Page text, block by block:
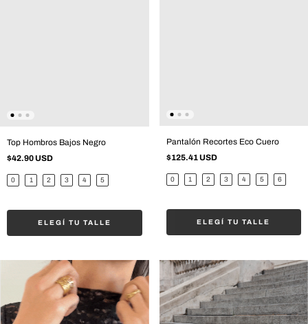
Top Hombros Bajos Negro
$42.90 USD
0 1 2 3 4 5
ELEGÍ TU TALLE
Pantalón Recortes Eco Cuero
$125.41 USD
0 1 2 3 4 5 6
ELEGÍ TU TALLE